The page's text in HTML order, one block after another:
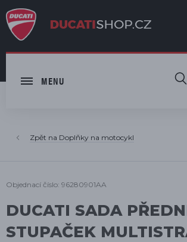
MENU
Doplňky na motocykl
Objednací číslo: 96280901AA
DUCATI SADA
STUPAČEK